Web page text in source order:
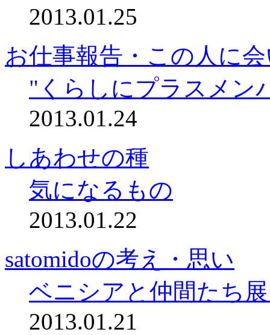
2013.01.25
お仕事報告・この人に
"くらしにプラスメン
2013.01.24
しあわせの種
気になるもの
2013.01.22
satomidoの考え・思い
ベニシアと仲間たち
2013.01.21